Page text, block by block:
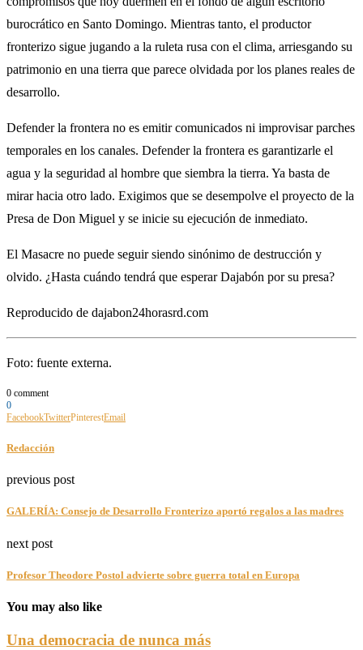
burocrático en Santo Domingo. Mientras tanto, el productor
fronterizo sigue jugando a la ruleta rusa con el clima, arriesgando su
patrimonio en una tierra que parece olvidada por los planes reales de
desarrollo.
​Defender la frontera no es emitir comunicados ni improvisar parches
temporales en los canales. Defender la frontera es garantizarle el
agua y la seguridad al hombre que siembra la tierra. Ya basta de
mirar hacia otro lado. Exigimos que se desempolve el proyecto de la
Presa de Don Miguel y se inicie su ejecución de inmediato.
​El Masacre no puede seguir siendo sinónimo de destrucción y
olvido. ¿Hasta cuándo tendrá que esperar Dajabón por su presa?
Reproducido de dajabon24horasrd.com
Foto: fuente externa.
0 comment
0
FacebookTwitterPinterestEmail
Redacción
previous post
GALERÍA: Consejo de Desarrollo Fronterizo aportó regalos a las madres
next post
Profesor Theodore Postol advierte sobre guerra total en Europa
You may also like
Una democracia de nunca más